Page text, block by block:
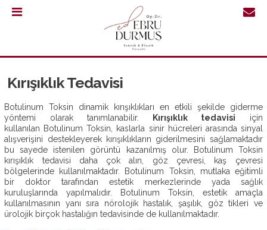
421
30
64
Kırışıklık Tedavisi
Botulinum Toksin dinamik kırışıklıkları en etkili şekilde giderme
yöntemi olarak tanımlanabilir.
Kırışıklık tedavisi için
kullanılan Botulinum Toksin, kaslarla sinir hücreleri arasında sinyal
alışverişini destekleyerek kırışıklıkların giderilmesini sağlamaktadır
bu sayede istenilen görüntü kazanılmış olur. Botulinum Toksin
kırışıklık tedavisi daha çok alın, göz çevresi, kaş çevresi
bölgelerinde kullanılmaktadır. Botulinum Toksin, mutlaka eğitimli
bir doktor tarafından estetik merkezlerinde yada sağlık
kuruluşlarında yapılmalıdır. Botulinum Toksin, estetik amaçla
kullanılmasının yanı sıra nörolojik hastalık, şaşılık, göz tikleri ve
ürolojik birçok hastalığın tedavisinde de kullanılmaktadır.